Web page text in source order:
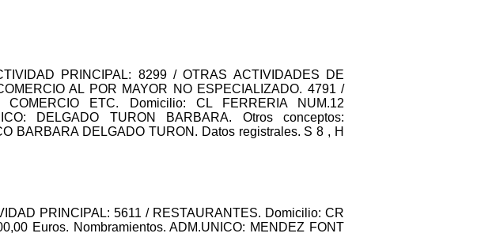
PRINCIPAL: 8299 / OTRAS ACTIVIDADES DE
AL POR MAYOR NO ESPECIALIZADO. 4791 /
ETC. Domicilio: CL FERRERIA NUM.12
DELGADO TURON BARBARA. Otros conceptos:
BARBARA DELGADO TURON. Datos registrales. S 8 , H
PRINCIPAL: 5611 / RESTAURANTES. Domicilio: CR
Euros. Nombramientos. ADM.UNICO: MENDEZ FONT